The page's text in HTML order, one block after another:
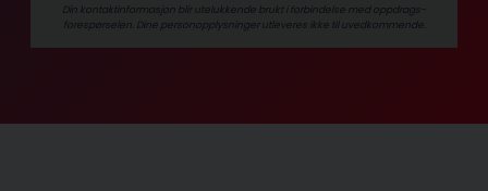
Din kontaktinformasjon blir utelukkende brukt i forbindelse med oppdrags­
forespørselen. Dine person­­opplysninger utleveres ikke til uvedkommende.